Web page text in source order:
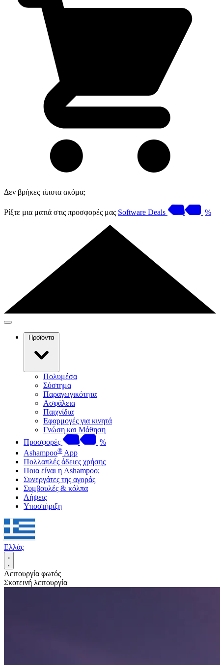
Δεν βρήκες τίποτα ακόμα;
Ρίξτε μια ματιά στις προσφορές μας Software Deals %
Προϊόντα
Πολυμέσα
Σύστημα
Παραγωγικότητα
Ασφάλεια
Παιχνίδια
Εφαρμογές για κινητά
Γνώση και Μάθηση
Προσφορές
%
Ashampoo® App
Πολλαπλές άδειες χρήσης
Ποια είναι η Ashampoo;
Συνεργάτες της αγοράς
Συμβουλές & κόλπα
Λήψεις
Υποστήριξη
Ελλάς
Λειτουργία φωτός
Σκοτεινή λειτουργία